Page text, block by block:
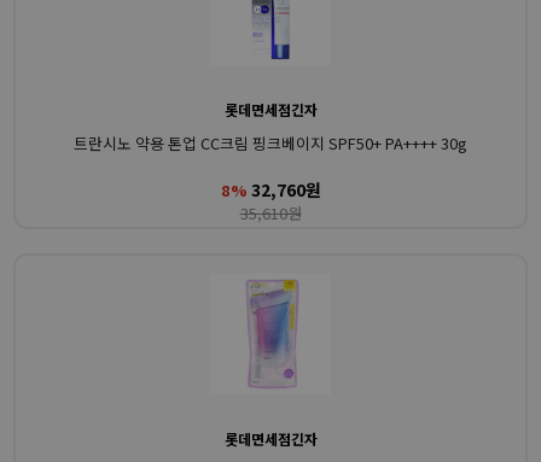
롯데면세점긴자
트란시노 약용 톤업 CC크림 핑크베이지 SPF50+ PA++++ 30g
8% 32,760원
35,610원
롯데면세점긴자